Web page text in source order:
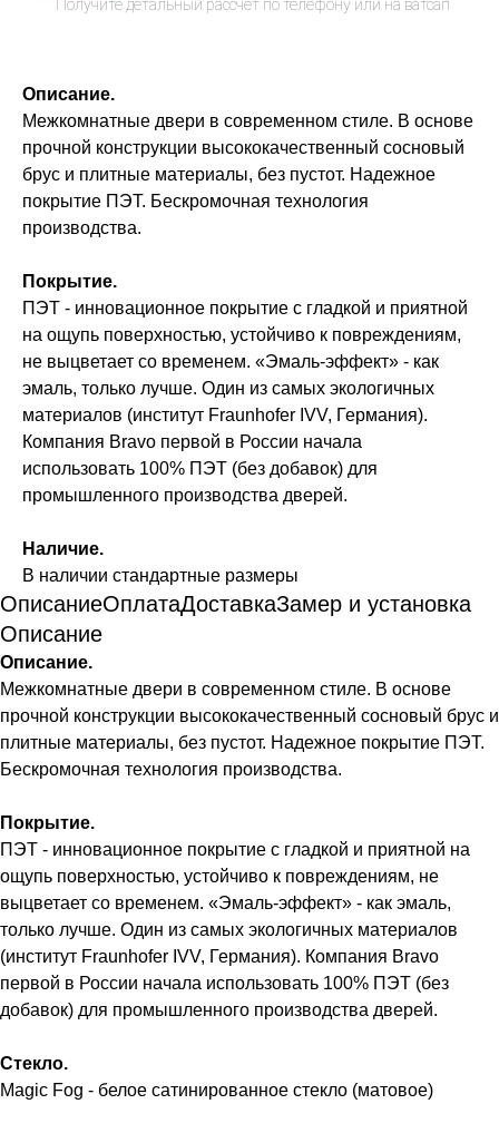
Описание.
Межкомнатные двери в современном стиле. В основе
прочной конструкции высококачественный сосновый
брус и плитные материалы, без пустот. Надежное
покрытие ПЭТ. Бескромочная технология
производства.
Покрытие.
ПЭТ - инновационное покрытие c гладкой и приятной
на ощупь поверхностью, устойчиво к повреждениям,
не выцветает со временем. «Эмаль-эффект» - как
эмаль, только лучше. Один из самых экологичных
материалов (институт Fraunhofer IVV, Германия).
Компания Bravo первой в России начала
использовать 100% ПЭТ (без добавок) для
промышленного производства дверей.
Наличие.
В наличии стандартные размеры
ОписаниеОплатаДоставкаЗамер и установка
Описание
Описание.
Межкомнатные двери в современном стиле. В основе
прочной конструкции высококачественный сосновый брус и
плитные материалы, без пустот. Надежное покрытие ПЭТ.
Бескромочная технология производства.
Покрытие.
ПЭТ - инновационное покрытие c гладкой и приятной на
ощупь поверхностью, устойчиво к повреждениям, не
выцветает со временем. «Эмаль-эффект» - как эмаль,
только лучше. Один из самых экологичных материалов
(институт Fraunhofer IVV, Германия). Компания Bravo
первой в России начала использовать 100% ПЭТ (без
добавок) для промышленного производства дверей.
Стекло.
Magic Fog - белое сатинированное стекло (матовое)